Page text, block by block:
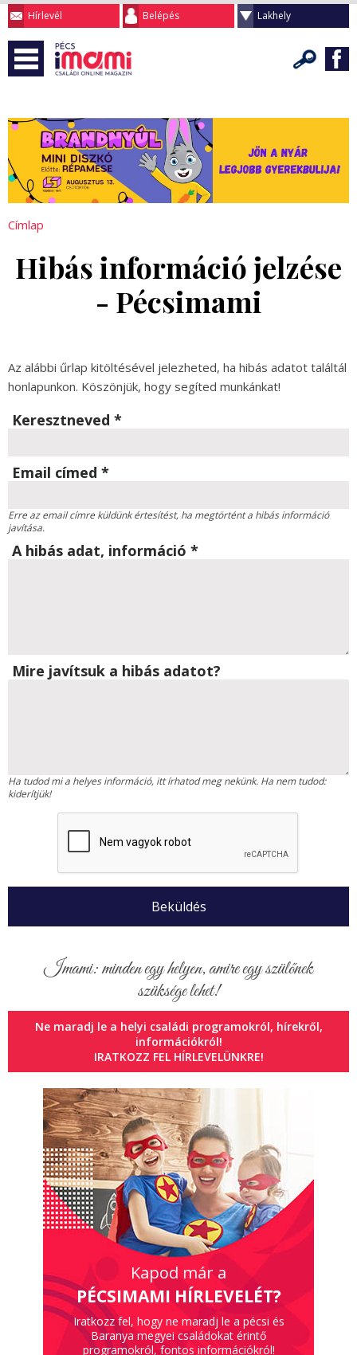
Hírlevél Belépés Lakhely
Címlap
Hibás információ jelzése
- Pécsimami
Az alábbi űrlap kitöltésével jelezheted, ha hibás adatot találtál
honlapunkon. Köszönjük, hogy segíted munkánkat!
Keresztneved *
Email címed *
Erre az email címre küldünk értesítést, ha megtörtént a hibás információ
javítása.
A hibás adat, információ *
Mire javítsuk a hibás adatot?
Ha tudod mi a helyes információ, itt írhatod meg nekünk. Ha nem tudod:
kiderítjük!
Imami: minden egy helyen, amire egy szülőnek
szüksége lehet!
Ne maradj le a helyi családi programokról, hírekről,
információkról!
IRATKOZZ FEL HÍRLEVELÜNKRE!
Kapod már a
PÉCSIMAMI HÍRLEVELÉT?
Iratkozz fel, hogy ne maradj le a pécsi és
Baranya megyei családokat érintő
programokról, fontos információkról!